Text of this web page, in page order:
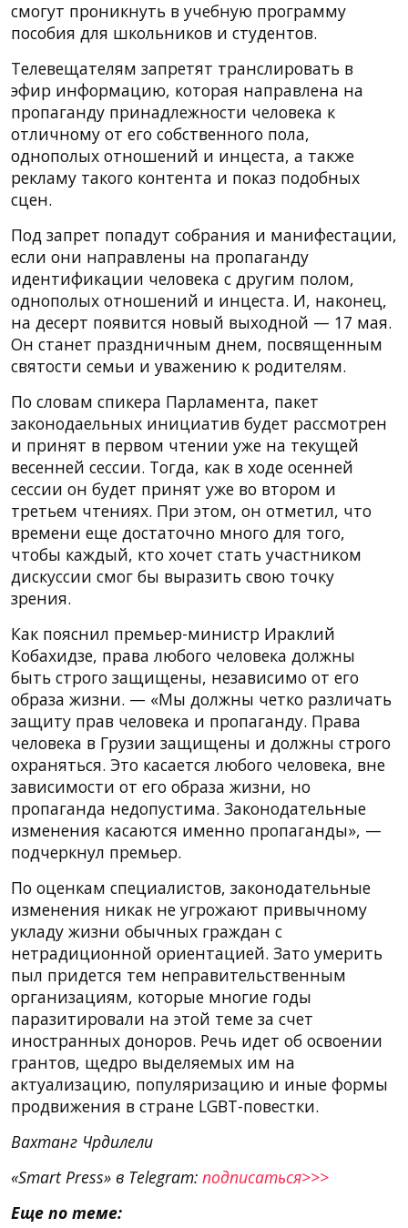
смогут проникнуть в учебную программу
пособия для школьников и студентов.
Телевещателям запретят транслировать в
эфир ​​информацию, которая направлена ​​на
пропаганду принадлежности человека к
отличному от его собственного пола,
однополых отношений и инцеста, а также
рекламу такого контента и показ подобных
сцен.
Под запрет попадут собрания и манифестации,
если они направлены на пропаганду
идентификации человека с другим полом,
однополых отношений и инцеста. И, наконец,
на десерт появится новый выходной — 17 мая.
Он станет праздничным днем, посвященным
святости семьи и уважению к родителям.
По словам спикера Парламента, пакет
законодаельных инициатив будет рассмотрен
и принят в первом чтении уже на текущей
весенней сессии. Тогда, как в ходе осенней
сессии он будет принят уже во втором и
третьем чтениях. При этом, он отметил, что
времени еще достаточно много для того,
чтобы каждый, кто хочет стать участником
дискуссии смог бы выразить свою точку
зрения.
Как пояснил премьер-министр Ираклий
Кобахидзе, права любого человека должны
быть строго защищены, независимо от его
образа жизни. — «Мы должны четко различать
защиту прав человека и пропаганду. Права
человека в Грузии защищены и должны строго
охраняться. Это касается любого человека, вне
зависимости от его образа жизни, но
пропаганда недопустима. Законодательные
изменения касаются именно пропаганды», —
подчеркнул премьер.
По оценкам специалистов, законодательные
изменения никак не угрожают привычному
укладу жизни обычных граждан с
нетрадиционной ориентацией. Зато умерить
пыл придется тем неправительственным
организациям, которые многие годы
паразитировали на этой теме за счет
иностранных доноров. Речь идет об освоении
грантов, щедро выделяемых им на
актуализацию, популяризацию и иные формы
продвижения в стране LGBT-повестки.
Вахтанг Чрдилели
«Smart Press» в Telegram: подписаться>>>
Еще по теме: